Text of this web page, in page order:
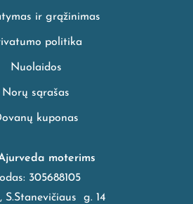
ir grąžinimas
politika
Nuolaidos
Norų sąrašas
kuponas
moterims
305688105
S.Stanevičiaus g. 14